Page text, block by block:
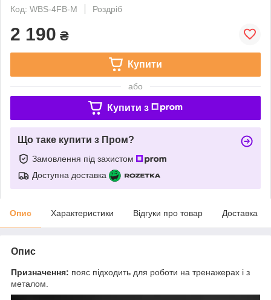
Код: WBS-4FB-M
Роздріб
2 190 ₴
Купити
або
Купити з
Що таке купити з Пром?
Замовлення під захистом
Доступна доставка
Опис Характеристики Відгуки про товар Доставка
Опис
Призначення: пояс підходить для роботи на тренажерах і з
металом.